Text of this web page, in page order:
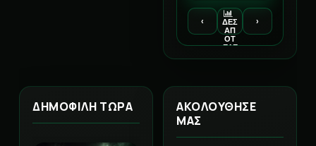
‹
ΔΕΣ
ΑΠ
ΟΤ
ΕΛΕ
›
ΔΗΜΟΦΙΛΗ ΤΩΡΑ
ΑΚΟΛΟΥΘΗΣΕ
ΜΑΣ